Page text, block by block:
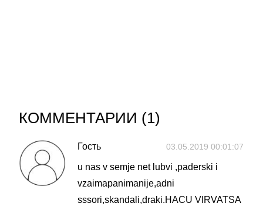
КОММЕНТАРИИ (1)
Гость 03.05.2019 00:01:07
u nas v semje net lubvi ,paderski i
vzaimapanimanije,adni
sssori,skandali,draki.HACU VIRVATSA